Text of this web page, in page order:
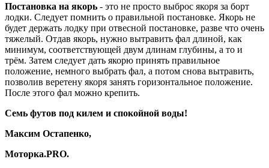
Постановка на якорь - это не просто выброс якоря за борт
лодки. Следует помнить о правильной постановке. Якорь не
будет держать лодку при отвесной постановке, разве что очень
тяжелый. Отдав якорь, нужно вытравить фал длиной, как
минимум, соответствующей двум длинам глубины, а то и
трём. Затем следует дать якорю принять правильное
положение, немного выбрать фал, а потом снова вытравить,
позволив веретену якоря занять горизонтальное положение.
После этого фал можно крепить.
Семь футов под килем и спокойной воды!
Максим Остапенко,
Моторка.PRO.